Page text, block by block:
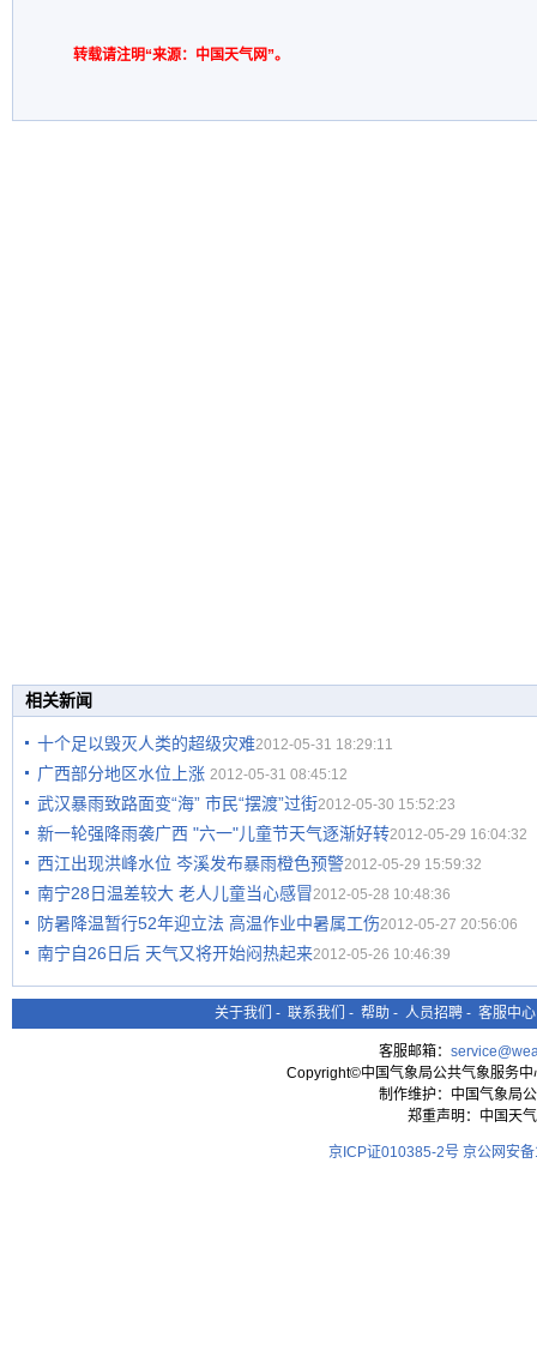
转载请注明“来源：中国天气网”。
相关新闻
十个足以毁灭人类的超级灾难2012-05-31 18:29:11
广西部分地区水位上涨 2012-05-31 08:45:12
武汉暴雨致路面变“海” 市民“摆渡”过街2012-05-30 15:52:23
新一轮强降雨袭广西 "六一"儿童节天气逐渐好转2012-05-29 16:04:32
西江出现洪峰水位 岑溪发布暴雨橙色预警2012-05-29 15:59:32
南宁28日温差较大 老人儿童当心感冒2012-05-28 10:48:36
防暑降温暂行52年迎立法 高温作业中暑属工伤2012-05-27 20:56:06
南宁自26日后 天气又将开始闷热起来2012-05-26 10:46:39
关于我们 - 联系我们 - 帮助 - 人员招聘 - 客服中心
客服邮箱：
Copyright©中国气象局公共气象服务
制作维护：中国气象局
郑重声明：中国天
京ICP证010385-2号 京公网安